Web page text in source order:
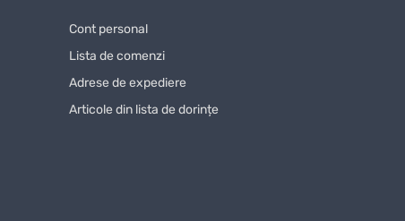
pentru unelte de grădină pentru alegerea
să comparați produse similare sau să
folosind sortarea, fotografiile și
Cont personal
Lista de comenzi
Adrese de expediere
Articole din lista de dorințe